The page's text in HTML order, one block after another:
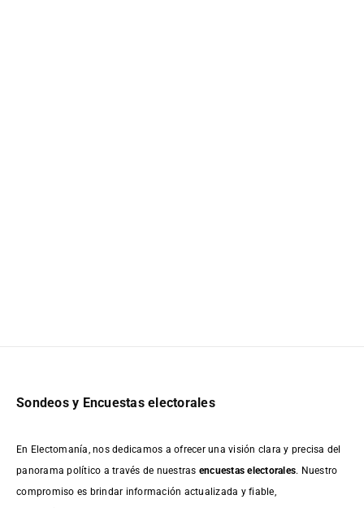
Sondeos y Encuestas electorales
En Electomanía, nos dedicamos a ofrecer una visión clara y precisa del
panorama político a través de nuestras encuestas electorales. Nuestro
compromiso es brindar información actualizada y fiable,